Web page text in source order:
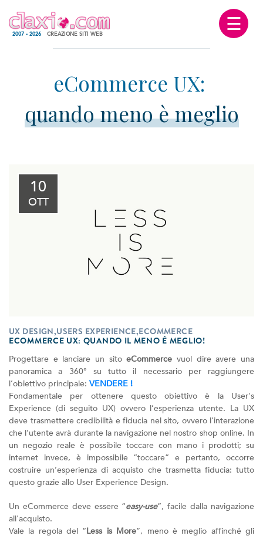
2007 - 2026 CREAZIONE SITI WEB ☰
quando meno è meglio
10
OTT
UX DESIGN,USERS EXPERIENCE,ECOMMERCE
ECOMMERCE UX: QUANDO IL MENO È MEGLIO!
Progettare e lanciare un sitoeCommerce vuol dire avere una
panoramica a 360° su tutto il necessario per raggiungere
l’obiettivo principale: VENDERE !
Fondamentale per ottenere questo obiettivo è la User's
Experience (di seguito UX) ovvero l’esperienza utente. La UX
deve trasmettere credibilità e fiducia nel sito, ovvero l’interazione
che l’utente avrà durante la navigazione nel nostro shop online. In
un negozio reale è possibile toccare con mano i prodotti; su
internet invece, è impossibile “toccare” e pertanto, occorre
costruire un’esperienza di acquisto che trasmetta fiducia: tutto
questo grazie allo User Experience Design.
Un eCommerce deve essere “easy-use”, facile dalla navigazione
all'acquisto.
Vale la regola del “Less is More”, meno è meglio affinché gli